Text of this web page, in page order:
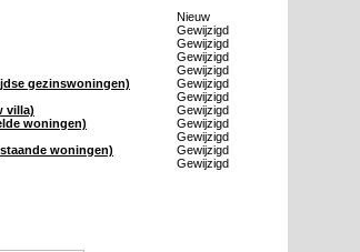
Nieuw
Gewijzigd
Gewijzigd
Gewijzigd
Gewijzigd
gezinswoningen)
Gewijzigd
Gewijzigd
villa)
Gewijzigd
woningen)
Gewijzigd
Gewijzigd
woningen)
Gewijzigd
Gewijzigd